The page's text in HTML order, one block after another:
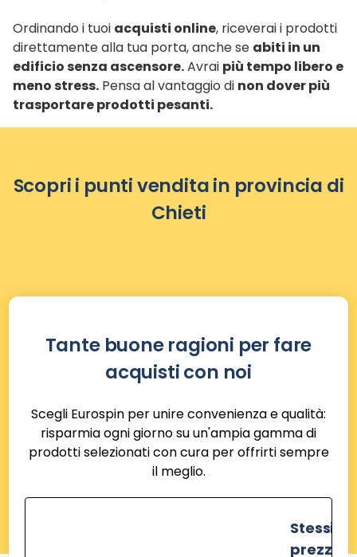
Ordinando i tuoi acquisti online, riceverai i prodotti
direttamente alla tua porta, anche se abiti in un
edificio senza ascensore.Avrai più tempo libero e
meno stress. Pensa al vantaggio di non dover più
trasportare prodotti pesanti.
Scopri i punti vendita in provincia di
Chieti
Tante buone ragioni per fare
acquisti con noi
Scegli Eurospin per unire convenienza e qualità:
risparmia ogni giorno su un'ampia gamma di
prodotti selezionati con cura per offrirti sempre
il meglio.
Stessi
prezzi